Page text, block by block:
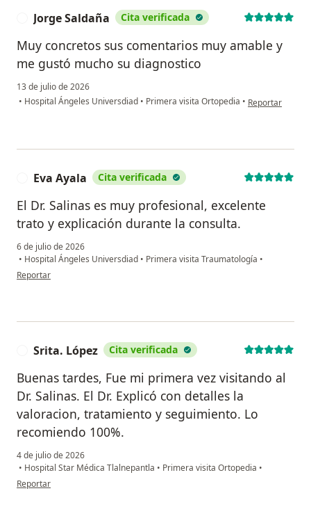
Jorge Saldaña Cita verificada
Muy concretos sus comentarios muy amable y
me gustó mucho su diagnostico
13 de julio de 2026
• Hospital Ángeles Universdiad • Primera visita Ortopedia • en opinión del
Reportar
Eva Ayala Cita verificada
El Dr. Salinas es muy profesional, excelente
trato y explicación durante la consulta.
6 de julio de 2026
• Hospital Ángeles Universdiad • Primera visita Traumatología •
en opinión del usuario Eva Ayala
Reportar
Srita. López Cita verificada
Buenas tardes, Fue mi primera vez visitando al
Dr. Salinas. El Dr. Explicó con detalles la
valoracion, tratamiento y seguimiento. Lo
recomiendo 100%.
4 de julio de 2026
• Hospital Star Médica Tlalnepantla • Primera visita Ortopedia •
en opinión del usuario Srita. López
Reportar